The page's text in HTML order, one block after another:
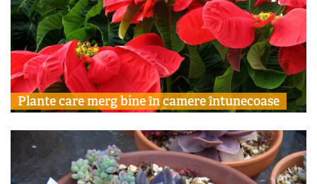
Plante care merg bine în camere întunecoase